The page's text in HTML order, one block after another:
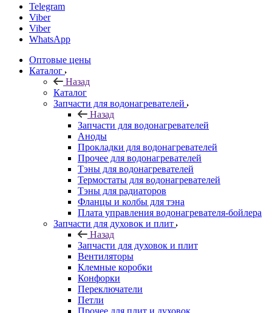
Telegram
Viber
Viber
WhatsApp
Оптовые цены
Каталог
Назад
Каталог
Запчасти для водонагревателей
Назад
Запчасти для водонагревателей
Аноды
Прокладки для водонагревателей
Прочее для водонагревателей
Тэны для водонагревателей
Термостаты для водонагревателей
Тэны для радиаторов
Фланцы и колбы для тэна
Плата управления водонагревателя-бойлера
Запчасти для духовок и плит
Назад
Запчасти для духовок и плит
Вентиляторы
Клемные коробки
Конфорки
Переключатели
Петли
Прочее для плит и духовок